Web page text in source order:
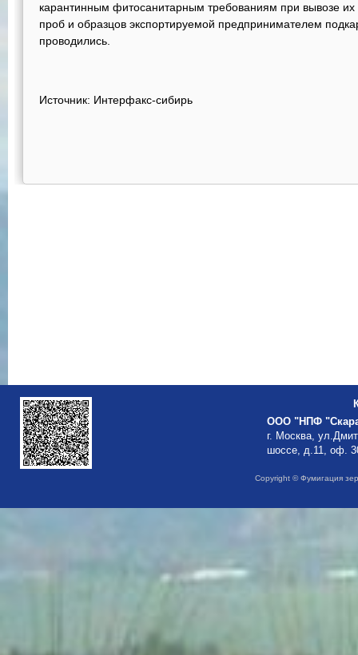
карантинным фитосанитарным требованиям при вывозе
проб и образцов экспортируемой предпринимателем
проводились.
Источник: Интерфакс-сибирь
ООО "НПФ
г. Москва,
шоссе, д.11, оф.
Copyright © Фумигация